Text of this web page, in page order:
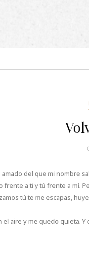
del que mi nombre
frente a ti y tú frente a mí.
tú te me escapas,
el aire y me quedo quieta.